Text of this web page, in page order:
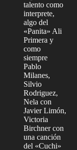
talento como
interprete,
algo del
«Panita» Ali
Primera y
como
siempre
Pablo
Milanes,
Silvio
Rodriguez,
Nela con
Javier Limón,
Victoria
Birchner con
una canción
del «Cuchi»